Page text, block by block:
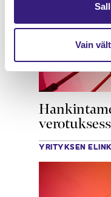
Vain
YRITYKSEN